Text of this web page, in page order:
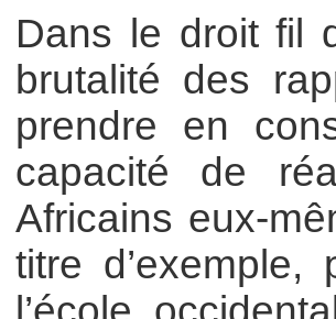
Dans le droit fil
brutalité des
prendre en
capacité de
Africains eux-
titre